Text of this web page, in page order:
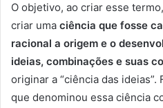
O objetivo, ao criar esse
criar uma ciência que fosse
racional a origem e o
ideias, combinações e suas
originar a “ciência das
que denominou essa ciência